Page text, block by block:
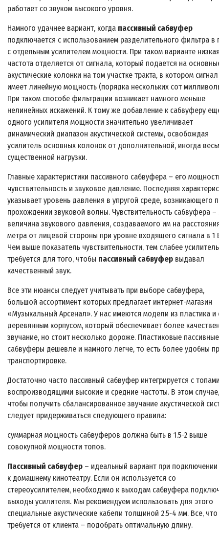
работает со звуком высокого уровня.
Намного удачнее вариант, когда пассивный сабвуфер
подключается с использованием разделительного фильтра в
с отдельным усилителем мощности. При таком варианте
частота отделяется от сигнала, который подается на
акустические колонки на том участке тракта, в котором сигнал
имеет линейную мощность (порядка нескольких сот
При таком способе фильтрации возникает намного меньше
нелинейных искажений. К тому же добавление к сабвуферу
одного усилителя мощности значительно увеличивает
динамический диапазон акустической системы, освобождая
усилитель основных колонок от дополнительной, иногда
существенной нагрузки.
Главные характеристики пассивного сабвуфера – его
чувствительность и звуковое давление. Последняя
указывает уровень давления в упругой среде, возникающего
прохождении звуковой волны. Чувствительность сабвуфера –
величина звукового давления, создаваемого им на
метра от лицевой стороны при уровне входящего сигнала в 1
Чем выше показатель чувствительности, тем слабее усилитель
требуется для того, чтобы пассивный сабвуфер выдавал
качественный звук.
Все эти нюансы следует учитывать при выборе сабвуфера,
большой ассортимент которых предлагает интернет-магазин
«Музыкальный Арсенал». У нас имеются модели из пластика и
деревянным корпусом, который обеспечивает более
звучание, но стоит несколько дороже. Пластиковые пассивные
сабвуферы дешевле и намного легче, то есть более удобны
транспортировке.
Достаточно часто пассивный сабвуфер интегрируется с
воспроизводящими высокие и средние частоты. В этом случае,
чтобы получить сбалансированное звучание акустической
следует придерживаться следующего правила:
суммарная мощность сабвуферов должна быть в 1.5-2 выше
совокупной мощности топов.
Пассивный сабвуфер – идеальный вариант при подключении
к домашнему кинотеатру. Если он используется со
стереоусилителем, необходимо к выходам сабвуфера
выходы усилителя. Мы рекомендуем использовать для этого
специальные акустические кабели толщиной 2.5-4 мм. Все, что
требуется от клиента – подобрать оптимальную длину.